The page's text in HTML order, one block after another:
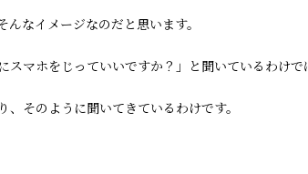
なイメージなのだと思います。
スマホをじっていいですか？」と聞いているわけで
そのように聞いてきているわけです。